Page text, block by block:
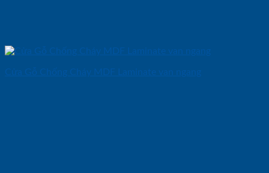
Cửa Gỗ Chống Cháy MDF Laminate van ngang